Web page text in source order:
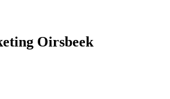
Oirsbeek